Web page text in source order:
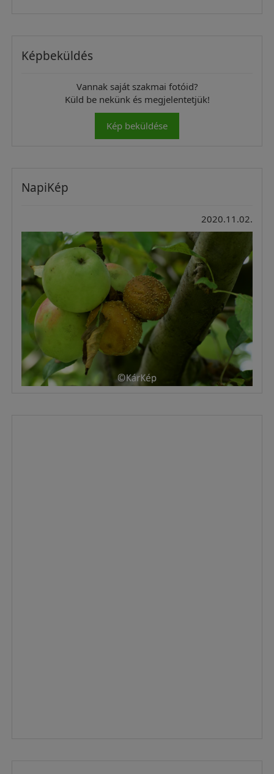
Képbeküldés
Vannak saját szakmai fotóid?
Küld be nekünk és megjelentetjük!
Kép beküldése
NapiKép
2020.11.02.